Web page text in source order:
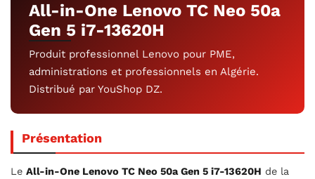
All-in-One Lenovo TC Neo 50a
Gen 5 i7-13620H
Produit professionnel Lenovo pour PME,
administrations et professionnels en Algérie.
Distribué par YouShop DZ.
Présentation
Le All-in-One Lenovo TC Neo 50a Gen 5 i7-13620H de la